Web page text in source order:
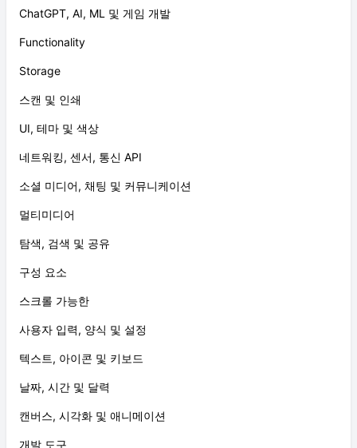
ChatGPT, AI, ML 및 게임 개발
Functionality
Storage
스캔 및 인쇄
UI, 테마 및 색상
네트워킹, 센서, 통신 API
소셜 미디어, 채팅 및 커뮤니케이션
멀티미디어
탐색, 검색 및 공유
구성 요소
스크롤 가능한
사용자 입력, 양식 및 설정
텍스트, 아이콘 및 키보드
날짜, 시간 및 달력
캔버스, 시각화 및 애니메이션
개발 도구